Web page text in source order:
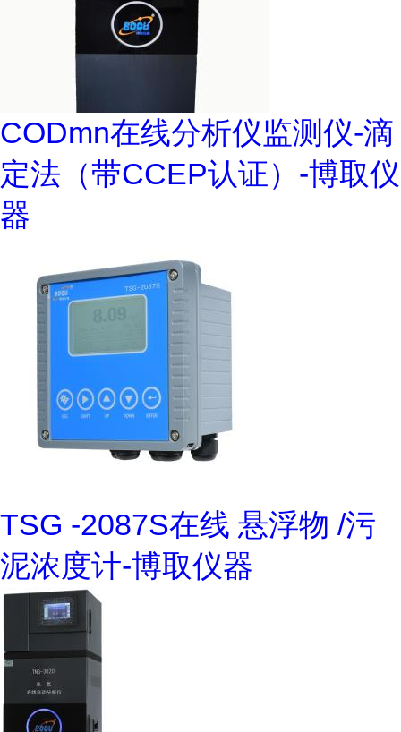
CODmn在线分析仪监测仪-滴
定法（带CCEP认证）-博取仪
器
TSG -2087S在线 悬浮物 /污
泥浓度计-博取仪器